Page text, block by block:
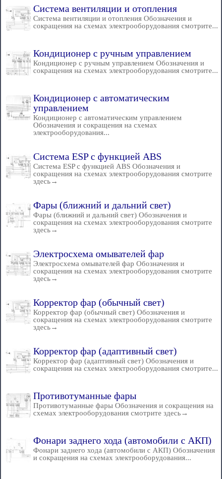
Система вентиляции и отопления
Система вентиляции и отопления Обозначения и
сокращения на схемах электрооборудования смотрите...
Кондиционер с ручным управлением
Кондиционер с ручным управлением Обозначения и
сокращения на схемах электрооборудования смотрите...
Кондиционер с автоматическим
управлением
Кондиционер с автоматическим управлением
Обозначения и сокращения на схемах
электрооборудования...
Система ESP с функцией ABS
Система ESP с функцией ABS Обозначения и
сокращения на схемах электрооборудования смотрите
здесь→
Фары (ближний и дальний свет)
Фары (ближний и дальний свет) Обозначения и
сокращения на схемах электрооборудования смотрите
здесь→
Электросхема омывателей фар
Электросхема омывателей фар Обозначения и
сокращения на схемах электрооборудования смотрите
здесь→
Корректор фар (обычный свет)
Корректор фар (обычный свет) Обозначения и
сокращения на схемах электрооборудования смотрите
здесь→
Корректор фар (адаптивный свет)
Корректор фар (адаптивный свет) Обозначения и
сокращения на схемах электрооборудования смотрите...
Противотуманные фары
Противотуманные фары Обозначения и сокращения на
схемах электрооборудования смотрите здесь→
Фонари заднего хода (автомобили с АКП)
Фонари заднего хода (автомобили с АКП) Обозначения
и сокращения на схемах электрооборудования...